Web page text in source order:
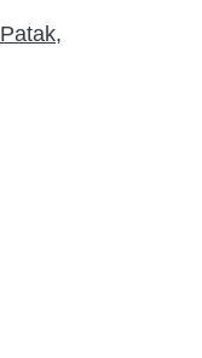
Patak